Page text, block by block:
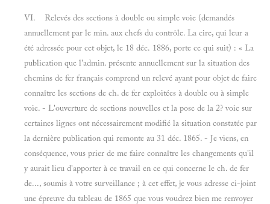
VI. Relevés des sections à double ou simple voie (demandés
annuellement par le min. aux chefs du contrôle. La cire, qui leur a
été adressée pour cet objet, le 18 déc. 1886, porte ce qui suit) : « La
publication que l'admin. présente annuellement sur la situation des
chemins de fer français comprend un relevé ayant pour objet de faire
connaître les sections de ch. de fer exploitées à double ou à simple
voie. - L'ouverture de sections nouvelles et la pose de la 2? voie sur
certaines lignes ont nécessairement modifié la situation constatée par
la dernière publication qui remonte au 31 déc. 1865. - Je viens, en
conséquence, vous prier de me faire connaître les changements qu'il
y aurait lieu d'apporter à ce travail en ce qui concerne le ch. de fer
de..., soumis à votre surveillance ; à cet effet, je vous adresse ci-joint
une épreuve du tableau de 1865 que vous voudrez bien me renvoyer